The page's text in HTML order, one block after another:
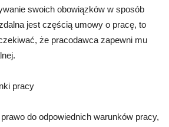
swoich obowiązków w sposób
jest częścią umowy o pracę, to
że pracodawca zapewni mu
pracy
do odpowiednich warunków pracy,